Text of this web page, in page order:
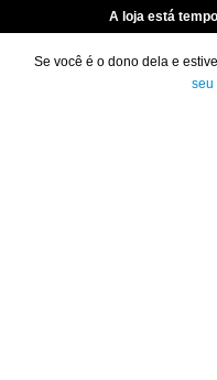
A loja está
Se você é o dono dela e
seu